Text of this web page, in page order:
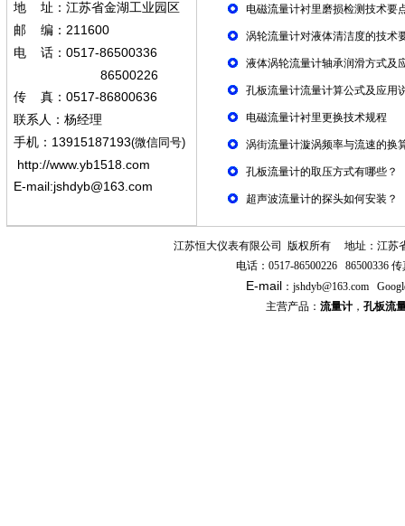
地
址：江苏省金湖工业园区
邮
编： 211600
电 话： 0517-86500336
86500226
传 真： 0517-86800636
联系人：杨经理
手机 ： 13915187193(微信同号)
http://www.yb1518.com
E-mail:jshdyb@163.com
电磁流量计衬里磨损检测技术要
涡轮流量计对液体清洁度的技术
液体涡轮流量计轴承润滑方式及
孔板流量计流量计算公式及应用
电磁流量计衬里更换技术规程
涡街流量计漩涡频率与流速的换
孔板流量计的取压方式有哪些？
超声波流量计的探头如何安装？
江苏恒大仪表有限公司 版权所有
地址：江苏
电话： 0517-86500226 86500336 传
E-mail ： jshdyb@163.com
主营产品： 流量计， 孔板流